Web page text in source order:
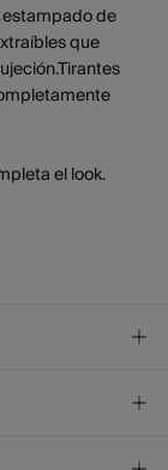
de
que
el look.
¡GRATIS!